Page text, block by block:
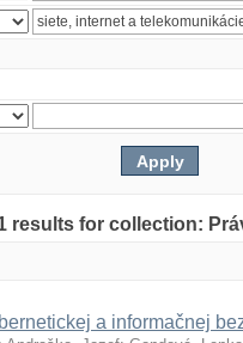
results for collection:
a informačnej